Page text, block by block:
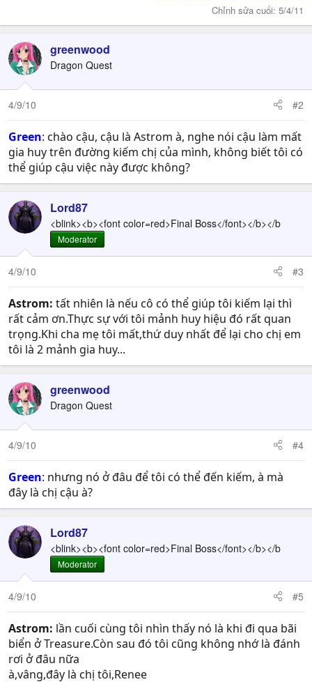
Chỉnh sửa cuối: 5/4/11
greenwood
Dragon Quest
4/9/10 #2
Green: chào cậu, cậu là Astrom à, nghe nói cậu làm mất
gia huy trên đường kiếm chị của mình, không biết tôi có
thể giúp cậu việc này được không?
Lord87
<blink><b><font color=red>Final Boss</font></b></b
Moderator
4/9/10 #3
Astrom: tất nhiên là nếu cô có thể giúp tôi kiếm lại thì
rất cảm ơn.Thực sự với tôi mảnh huy hiệu đó rất quan
trọng.Khi cha mẹ tôi mất,thứ duy nhất để lại cho chị em
tôi là 2 mảnh gia huy...
greenwood
Dragon Quest
4/9/10 #4
Green: nhưng nó ở đâu để tôi có thể đến kiếm, à mà
đây là chị cậu à?
Lord87
<blink><b><font color=red>Final Boss</font></b></b
Moderator
4/9/10 #5
Astrom: lần cuối cùng tôi nhìn thấy nó là khi đi qua bãi
biển ở Treasure.Còn sau đó tôi cũng không nhớ là đánh
rơi ở đâu nữa
à,vâng,đây là chị tôi,Renee